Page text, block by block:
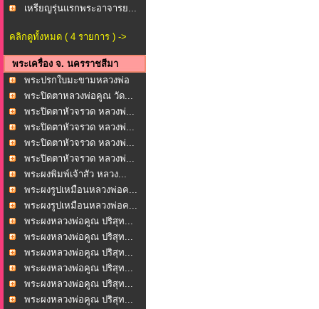
เหรียญรุ่นแรกพระอาจารย...
คลิกดูทั้งหมด ( 4 รายการ ) ->
พระเครื่อง จ. นครราชสีมา
พระปรกใบมะขามหลวงพ่อ
พุ...
พระปิดตาหลวงพ่อคูณ วัด...
พระปิดตาหัวจรวด หลวงพ่...
พระปิดตาหัวจรวด หลวงพ่...
พระปิดตาหัวจรวด หลวงพ่...
พระปิดตาหัวจรวด หลวงพ่...
พระผงพิมพ์เจ้าสัว หลวง...
พระผงรูปเหมือนหลวงพ่อค...
พระผงรูปเหมือนหลวงพ่อค...
พระผงหลวงพ่อคูณ ปริสุท...
พระผงหลวงพ่อคูณ ปริสุท...
พระผงหลวงพ่อคูณ ปริสุท...
พระผงหลวงพ่อคูณ ปริสุท...
พระผงหลวงพ่อคูณ ปริสุท...
พระผงหลวงพ่อคูณ ปริสุท...